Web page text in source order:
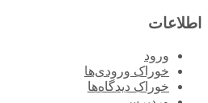
اطلاعات
ورود
خوراک ورودی‌ها
خوراک دیدگاه‌ها